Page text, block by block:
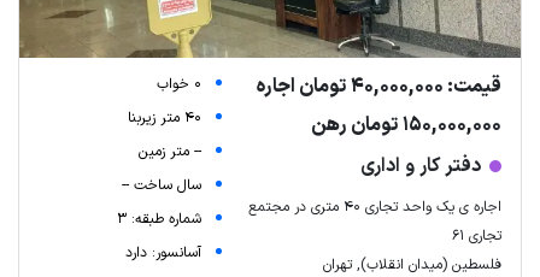
قیمت: 40,000,000 تومان اجاره
150,000,000 تومان رهن
دفتر کار و اداری
اجاره ی یک واحد تجاری ۴۰ متری در مجتمع
تجاری ۶۱
فلسطین (میدان انقلاب), تهران
0 خواب
40 متر زیربنا
-- متر زمین
سال ساخت --
شماره طبقه: 3
آسانسور: دارد